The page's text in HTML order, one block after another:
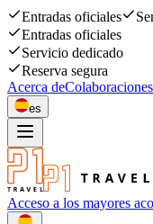
Entradas oficiales
Entradas oficiales
Servicio dedicado
Reserva segura
Acerca deColaboraciones
es
Acceso a los mayores